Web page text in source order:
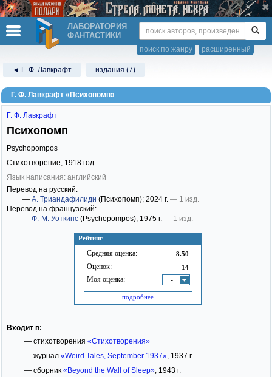
ЛАБОРАТОРИЯ
ФАНТАСТИКИ
расширенный
поиск по жанру
◄ Г. Ф. Лавкрафт издания (7)
Г. Ф. Лавкрафт «Психопомп»
Рейтинг
Средняя оценка: 8.50
Оценок: 14
Моя оценка: -
подробнее
Г. Ф. Лавкрафт
Психопомп
Psychopompos
Стихотворение, 1918 год
Язык написания: английский
Перевод на русский:
— А. Триандафилиди (Психопомп); 2024 г. — 1 изд.
Перевод на французский:
— Ф.-М. Уоткинс (Psychopompos); 1975 г. — 1 изд.
Входит в:
— стихотворения «Стихотворения»
— журнал «Weird Tales, September 1937», 1937 г.
— сборник «Beyond the Wall of Sleep», 1943 г.